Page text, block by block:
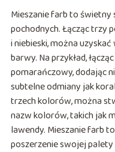
Mieszanie farb to
pochodnych. Łącząc trzy
i niebieski, można
barwy. Na przykład,
pomarańczowy, dodając
subtelne odmiany jak
trzech kolorów, można
nazw kolorów, takich jak
lawendy. Mieszanie farb
poszerzenie swojej